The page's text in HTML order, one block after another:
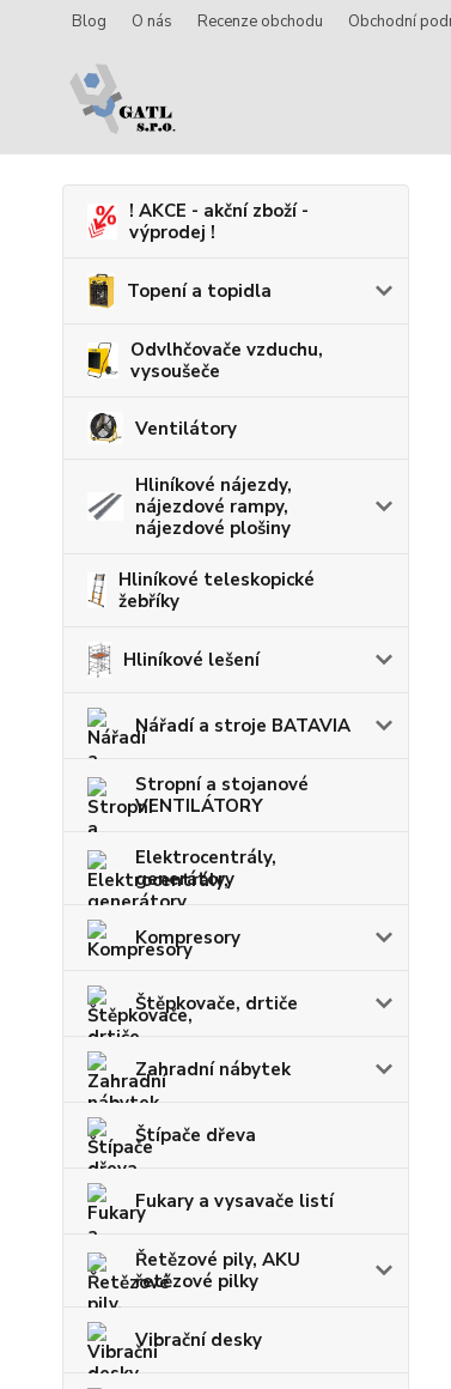
Blog O nás Recenze obchodu Obchodní
! AKCE - akční zboží -
výprodej !
Topení a topidla
Odvlhčovače vzduchu,
vysoušeče
Ventilátory
Hliníkové nájezdy,
nájezdové rampy,
nájezdové plošiny
Hliníkové teleskopické
žebříky
Hliníkové lešení
Nářadí a stroje BATAVIA
Stropní a stojanové
VENTILÁTORY
Elektrocentrály,
generátory
Kompresory
Štěpkovače, drtiče
Zahradní nábytek
Štípače dřeva
Fukary a vysavače listí
Řetězové pily, AKU
řetězové pilky
Vibrační desky